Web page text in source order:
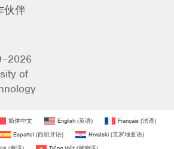
伙伴
of
简体中文 English (英语) Français (法语)
Español(西班牙语) Hrvatski(克罗地亚语)